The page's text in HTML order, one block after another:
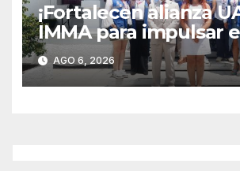
¡Fortalecen alianza
IMMA para impulsar
desarrollo integral de
mujeres
AGO 6, 2026